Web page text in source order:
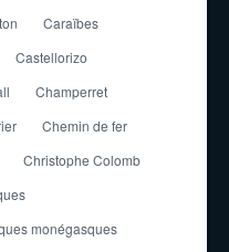
Caraïbes
Castellorizo
Champerret
Chemin de fer
Christophe Colomb
monégasques